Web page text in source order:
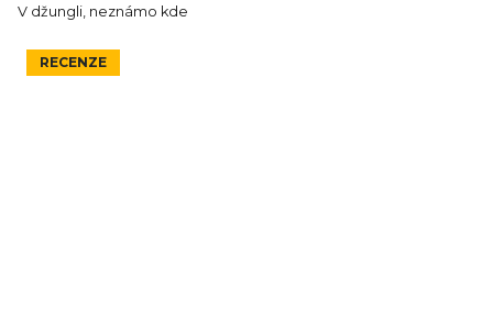
V džungli, neznámo kde
RECENZE